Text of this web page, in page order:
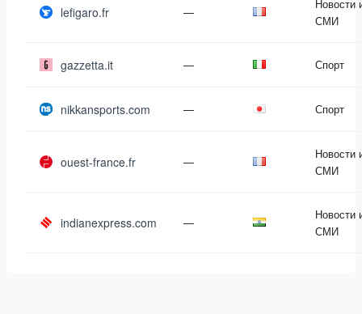
lefigaro.fr —
Новости
СМИ
gazzetta.it — Спорт
nikkansports.com — Спорт
ouest-france.fr —
Новости
СМИ
indianexpress.com —
Новости
СМИ